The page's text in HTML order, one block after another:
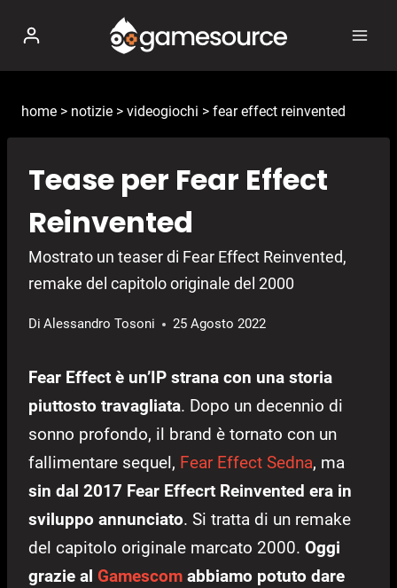
contenuto
home > notizie > videogiochi > fear effect reinvented
Tease per Fear Effect
Reinvented
Mostrato un teaser di Fear Effect Reinvented,
remake del capitolo originale del 2000
Di Alessandro Tosoni 25 Agosto 2022
Fear Effect è un’IP strana con una storia
piuttosto travagliata. Dopo un decennio di
sonno profondo, il brand è tornato con un
fallimentare sequel, Fear Effect Sedna, ma
sin dal 2017 Fear Effecrt Reinvented era in
sviluppo annunciato. Si tratta di un remake
del capitolo originale marcato 2000. Oggi
grazie al Gamescom abbiamo potuto dare